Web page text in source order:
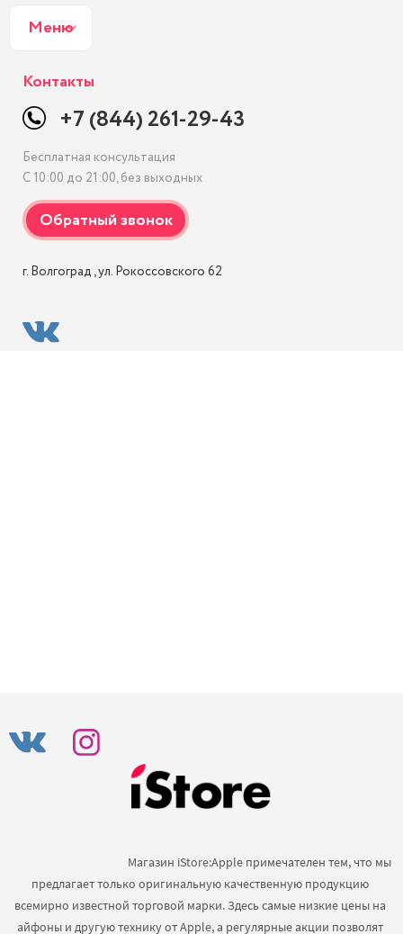
Меню
Контакты
+7 (844) 261-29-43
Бесплатная консультация
С 10:00 до 21:00, без выходных
г. Волгоград , ул. Рокоссовского 62
предлагает только оригинальную качественную продукцию
всемирно известной торговой марки. Здесь самые низкие цены на
айфоны и другую технику от Apple, а регулярные акции позволят